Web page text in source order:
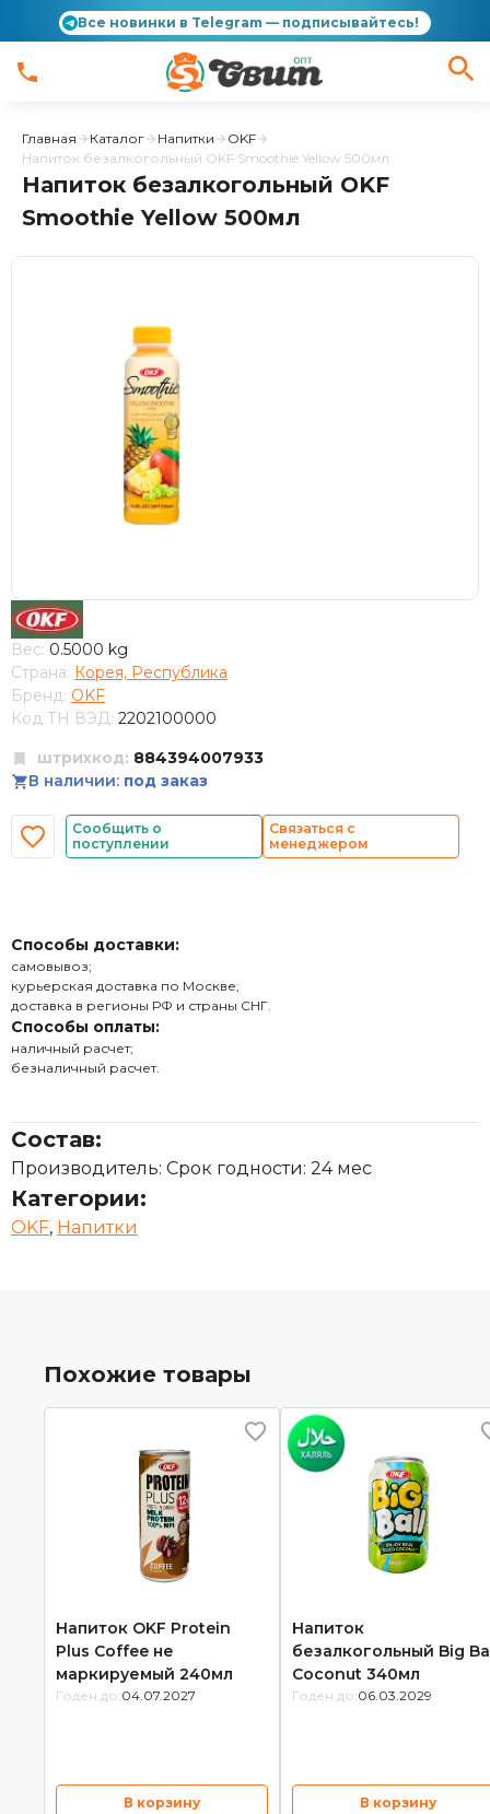
Все новинки в Telegram — подписывайтесь!
Главная Каталог Напитки
OKF
Напиток безалкогольный OKF Smoothie Yellow 500мл
Напиток безалкогольный OKF
Smoothie Yellow 500мл
Вес: 0.5000 kg
Страна: Корея, Республика
Бренд: OKF
Код ТН ВЭД: 2202100000
штрихкод: 884394007933
В наличии: под заказ
Сообщить о
поступлении
Связаться с
менеджером
Способы доставки:
самовывоз;
курьерская доставка по Москве;
доставка в регионы РФ и страны СНГ.
Способы оплаты:
наличный расчет;
безналичный расчет.
Состав:
Производитель: Срок годности: 24 мес
Категории:
OKF, Напитки
Похожие товары
Напиток OKF Protein
Plus Coffee не
маркируемый 240мл
Годен до: 04.07.2027
В корзину
Напиток
безалкогольный Big
Coconut 340мл
Годен до: 06.03.2029
В корзину